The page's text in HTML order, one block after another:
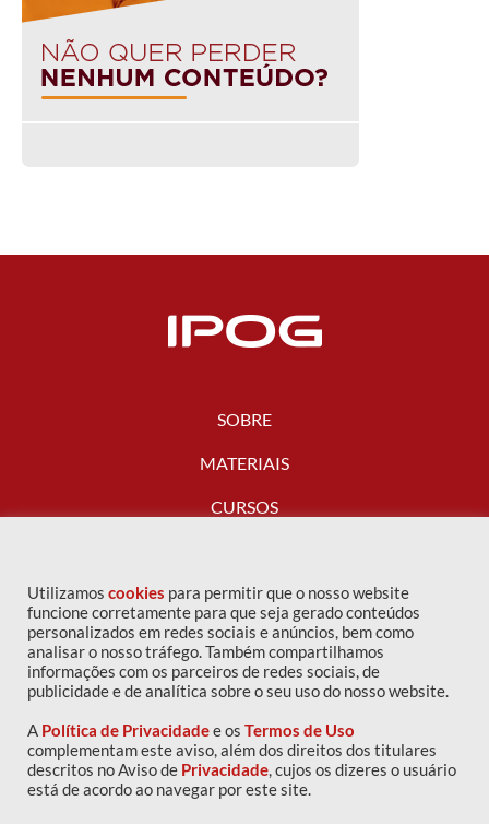
SOBRE
MATERIAIS
CURSOS
FALE CONOSCO
Copyright © 2016 IPOG - Todos os direitos reservados
Política de privacidade
Utilizamos cookies para permitir que o nosso website
funcione corretamente para que seja gerado conteúdos
personalizados em redes sociais e anúncios, bem como
analisar o nosso tráfego. Também compartilhamos
informações com os parceiros de redes sociais, de
publicidade e de analítica sobre o seu uso do nosso website.
A Política de Privacidadee os Termos de Uso
complementam este aviso, além dos direitos dos titulares
descritos no Aviso de Privacidade, cujos os dizeres o usuário
está de acordo ao navegar por este site.